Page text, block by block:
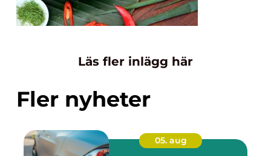
Läs fler inlägg här
Fler nyheter
05. aug